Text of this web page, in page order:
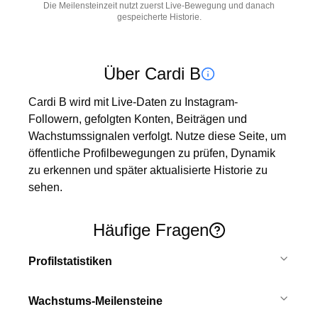
Die Meilensteinzeit nutzt zuerst Live-Bewegung und danach
gespeicherte Historie.
Über Cardi B
Cardi B wird mit Live-Daten zu Instagram-
Followern, gefolgten Konten, Beiträgen und
Wachstumssignalen verfolgt. Nutze diese Seite, um
öffentliche Profilbewegungen zu prüfen, Dynamik
zu erkennen und später aktualisierte Historie zu
sehen.
Häufige Fragen
Profilstatistiken
Wachstums-Meilensteine